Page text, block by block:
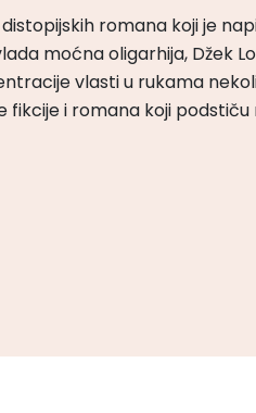
romana koji je
moćna oligarhija,
vlasti u rukama
i romana koji